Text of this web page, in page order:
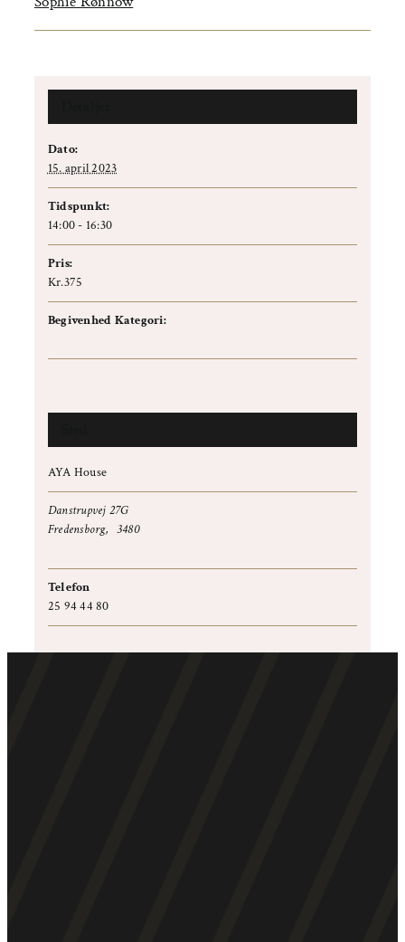
Dato:
15. april 2023
Tidspunkt:
14:00 - 16:30
Pris:
Kr.375
Begivenhed Kategori:
AYA House
Danstrupvej 27G
Fredensborg, 3480
Telefon
25 94 44 80